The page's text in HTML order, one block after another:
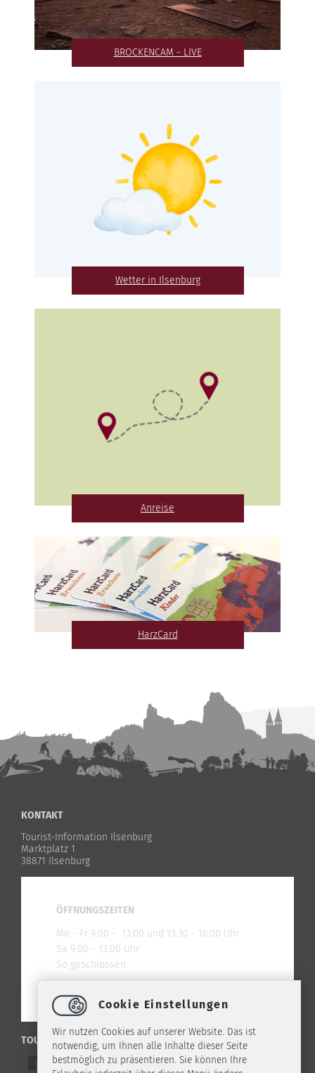
BROCKENCAM - LIVE
Wetter in Ilsenburg
Anreise
HarzCard
KONTAKT
Tourist-Information Ilsenburg
Marktplatz 1
38871 Ilsenburg
ÖFFNUNGSZEITEN
Mo - Fr 9:00 - 13:00 und 13:30 - 16:00 Uhr
Sa 9:00 - 13:00 Uhr
So geschlossen
TOURIST-INFO ILSENBURG IM NETZ
Werde ein Freund auf Facebook
Cookie Einstellungen
Wir nutzen Cookies auf unserer Website. Das ist
notwendig, um Ihnen alle Inhalte dieser Seite
bestmöglich zu präsentieren. Sie können Ihre